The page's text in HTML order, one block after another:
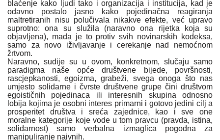
blaćenje kako ljudi tako i organizacija i institucija, kad je
odavno postalo jasno kako pojedinačna reagiranja
maltretiranih nisu polučivala nikakve efekte, već upravo
suprotno: ona su služila (naravno ona rijetka koja su
objavljena), mada je to protiv svih novinarskih kodeksa,
samo za novo iživljavanje i cerekanje nad nemoćnom
žrtvom.
Naravno, sudije su u ovom, konkretnom, slučaju samo
paradigma naše opće društvene bijede, površnosti,
rascjepkanosti, egoizma, grabeži, svega onoga što nas
umjesto solidarne i čvrste društvene grupe čini društvom
egoističnih pojedinaca ili interesnih skupina odnosno
lobija kojima je osobni interes primarni i gotovo jedini cilj a
prosperitet društva i sreća zajednice, kao i sve one
moralne kategorije koje vode u tom pravcu (pravda, istina,
solidarnost) samo verbalna izmaglica pogodna za
manipuliranje naivnih.